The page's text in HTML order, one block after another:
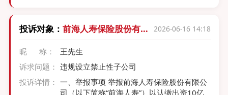
投诉对象： 前海人寿保险股份有限
2026-06-16 14:18
昵 称：
王先生
诉求问题： 违规设立禁止性子公司
投诉详情： 一、举报事项 举报前海人寿保险股份有限公
司（以下简称“前海人寿”）以认缴出资10亿